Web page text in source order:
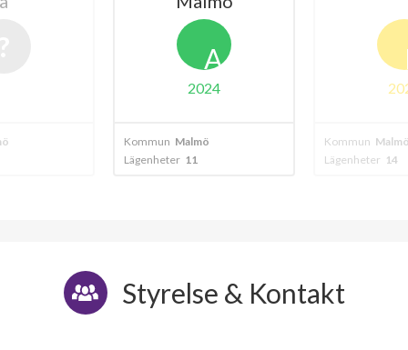
B
2024
Kommun Malmö
Lägenheter 14
Kommun
Lägenheter 15
Styrelse & Kontakt